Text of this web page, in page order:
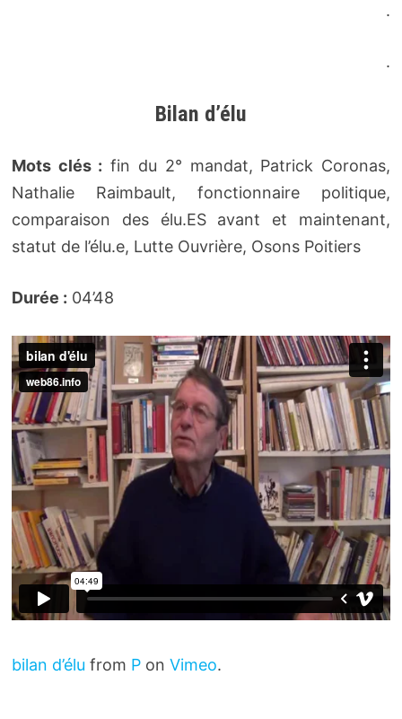
.
.
Bilan d’élu
Mots clés : fin du 2° mandat, Patrick Coronas,
Nathalie Raimbault, fonctionnaire politique,
comparaison des élu.ES avant et maintenant,
statut de l’élu.e, Lutte Ouvrière, Osons Poitiers
Durée : 04’48
bilan d’élu from Pon Vimeo.